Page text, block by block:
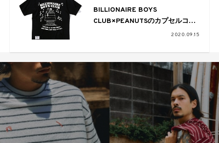
BILLIONAIRE BOYS
CLUB×PEANUTSのカプセルコレ
クションが9月19日に発売に2020.09.15